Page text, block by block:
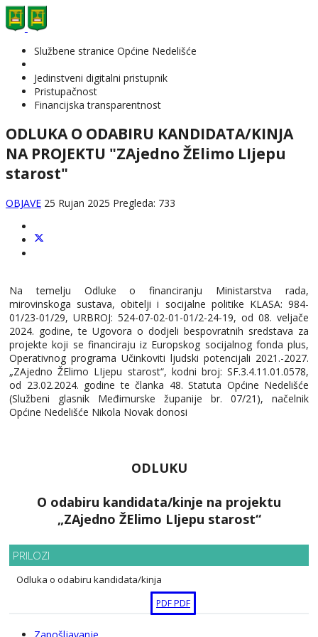
Službene stranice Općine Nedelišće
Jedinstveni digitalni pristupnik
Pristupačnost
Financijska transparentnost
ODLUKA O ODABIRU KANDIDATA/KINJA
NA PROJEKTU "ZAjedno ŽElimo LIjepu
starost"
OBJAVE 25 Rujan 2025 Pregleda: 733
Na temelju Odluke o financiranju Ministarstva rada,
mirovinskoga sustava, obitelji i socijalne politike KLASA: 984-
01/23-01/29, URBROJ: 524-07-02-01-01/2-24-19, od 08. veljače
2024. godine, te Ugovora o dodjeli bespovratnih sredstava za
projekte koji se financiraju iz Europskog socijalnog fonda plus,
Operativnog programa Učinkoviti ljudski potencijali 2021.-2027.
„ZAjedno ŽElimo LIjepu starost“, kodni broj: SF.3.4.11.01.0578,
od 23.02.2024. godine te članka 48. Statuta Općine Nedelišće
(Službeni glasnik Međimurske županije br. 07/21), načelnik
Općine Nedelišće Nikola Novak donosi
ODLUKU
O odabiru kandidata/kinje na projektu
„ZAjedno ŽElimo LIjepu starost“
PRILOZI
Odluka o odabiru kandidata/kinja
PDFPDF
Zapošljavanje